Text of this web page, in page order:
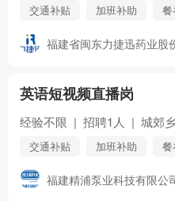
交通补贴 加班补助
话补
五险
年终奖
住房公积
福建省闽东力捷迅药业股
英语短视频直播岗
经验不限 | 招聘1人 | 城郊乡
交通补贴 加班补助
医保
住房公积金
节日福利
福建精浦泵业科技有限公